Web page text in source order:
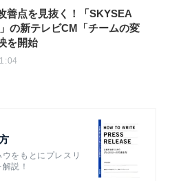
善点を見抜く！「SKYSEA
の新テレビCM「チームの変
を開始
をもとにプレスリ
説！